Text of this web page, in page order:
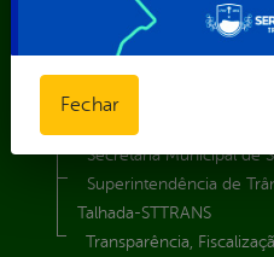
Secretaria Municipal de
Secretaria Municipal de
Secretaria Municipal de
Secretaria Municipal de
Superintendência de
Talhada-STTRANS
Transparência,
Fechar